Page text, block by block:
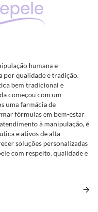
humana e
por qualidade e tradição.
bem tradicional e
começou com um
uma farmácia de
fórmulas em bem-estar
à manipulação, é
e ativos de alta
soluções personalizadas
com respeito, qualidade e